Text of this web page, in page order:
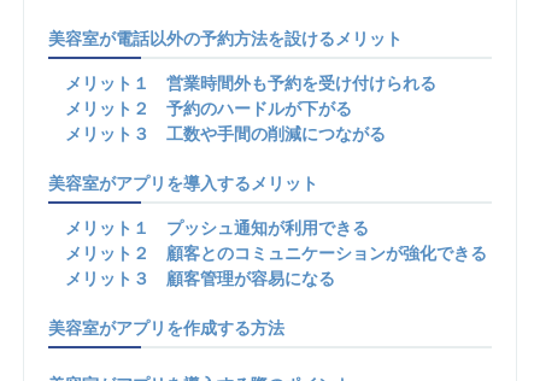
美容室が電話以外の予約方法を設けるメリット
メリット１ 営業時間外も予約を受け付けられる
メリット２ 予約のハードルが下がる
メリット３ 工数や手間の削減につながる
美容室がアプリを導入するメリット
メリット１ プッシュ通知が利用できる
メリット２ 顧客とのコミュニケーションが強化できる
メリット３ 顧客管理が容易になる
美容室がアプリを作成する方法